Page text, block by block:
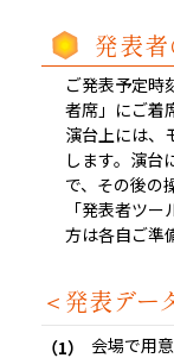
発表
ご発表予定時
者席」にご着
演台上には、
します。演台
で、その後の
「発表者ツ
方は各自ご準
＜発表デー
会場で用